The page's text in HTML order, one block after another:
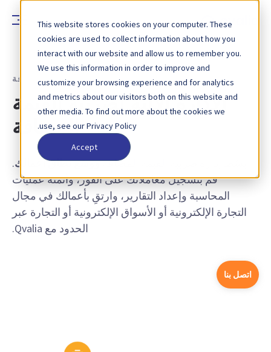
This website stores cookies on your computer. These
cookies are used to collect information about how you
interact with our website and allow us to remember you.
We use this information in order to improve and
customize your browsing experience and for analytics
and metrics about our visitors both on this website and
other media. To find out more about the cookies we
use, see our Privacy Policy.
Accept
الحلول - الإدارة الآلية لضريبة القيمة المضافة
الإدارة الآلية لضريبة القيمة
المضافة
بسّط إدارة ضريبة القيمة المضافةووسّع نطاق أعمالك .
قم بتسجيل معاملاتك على الفور، وأتمتة عمليات
المحاسبة وإعداد التقارير، وارتقِ بأعمالك في مجال
التجارة الإلكترونية أو الأسواق الإلكترونية أو التجارة عبر
الحدود مع Qvalia.
اتصل بنا